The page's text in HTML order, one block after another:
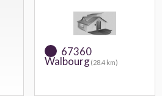
67360
Walbourg(28.4 km)